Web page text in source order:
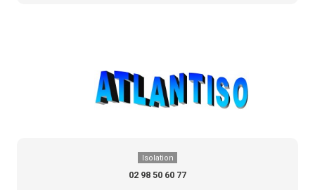
Isolation
02 98 50 60 77